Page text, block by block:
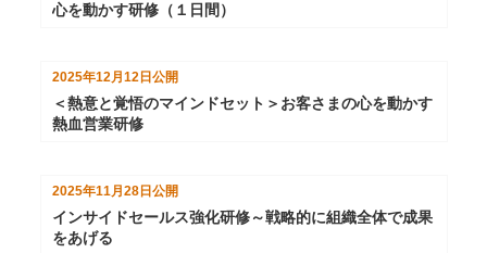
心を動かす研修（１日間）
2025年12月12日 公開
＜熱意と覚悟のマインドセット＞お客さまの心を動かす
熱血営業研修
2025年11月28日 公開
インサイドセールス強化研修～戦略的に組織全体で成果
をあげる